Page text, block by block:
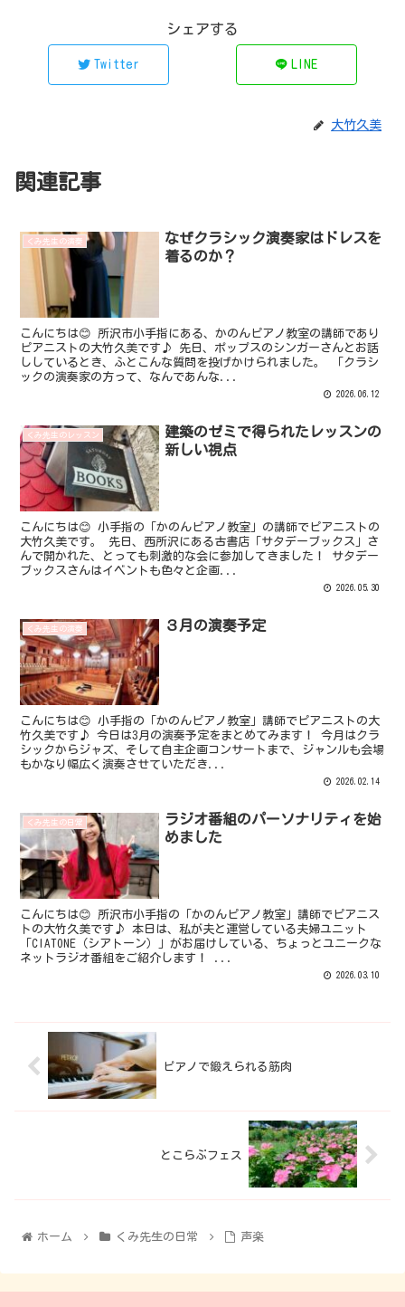
シェアする
Twitter LINE
大竹久美
関連記事
くみ先生の演奏
なぜクラシック演奏家はドレスを
着るのか？
こんにちは😊 所沢市小手指にある、かのんピアノ教室の講師であり
ピアニストの大竹久美です♪ 先日、ポップスのシンガーさんとお話
ししているとき、ふとこんな質問を投げかけられました。 「クラシ
ックの演奏家の方って、なんであんな...
2026.06.12
くみ先生のレッスン
建築のゼミで得られたレッスンの
新しい視点
こんにちは😊 小手指の「かのんピアノ教室」の講師でピアニストの
大竹久美です。 先日、西所沢にある古書店「サタデーブックス」さ
んで開かれた、とっても刺激的な会に参加してきました！ サタデー
ブックスさんはイベントも色々と企画...
2026.05.30
くみ先生の演奏 ３月の演奏予定
こんにちは😊 小手指の「かのんピアノ教室」講師でピアニストの大
竹久美です♪ 今日は3月の演奏予定をまとめてみます！ 今月はクラ
シックからジャズ、そして自主企画コンサートまで、ジャンルも会場
もかなり幅広く演奏させていただき...
2026.02.14
くみ先生の日常
ラジオ番組のパーソナリティを始
めました
こんにちは😊 所沢市小手指の「かのんピアノ教室」講師でピアニス
トの大竹久美です♪ 本日は、私が夫と運営している夫婦ユニット
「CIATONE（シアトーン）」がお届けしている、ちょっとユニークな
ネットラジオ番組をご紹介します！ ...
2026.03.10
ピアノで鍛えられる筋肉
とこらぶフェス
ホーム くみ先生の日常 声楽